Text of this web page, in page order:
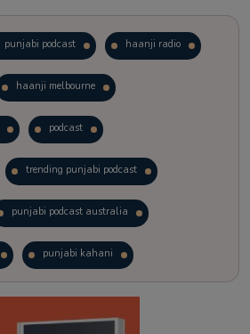
punjabi podcast haanji radio
haanji melbourne
podcast
trending punjabi podcast
punjabi podcast australia
punjabi kahani
punjabi story